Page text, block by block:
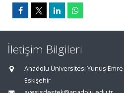
İletişim Bilgileri
Anadolu Üniversitesi Yunus Emre
Eskişehir